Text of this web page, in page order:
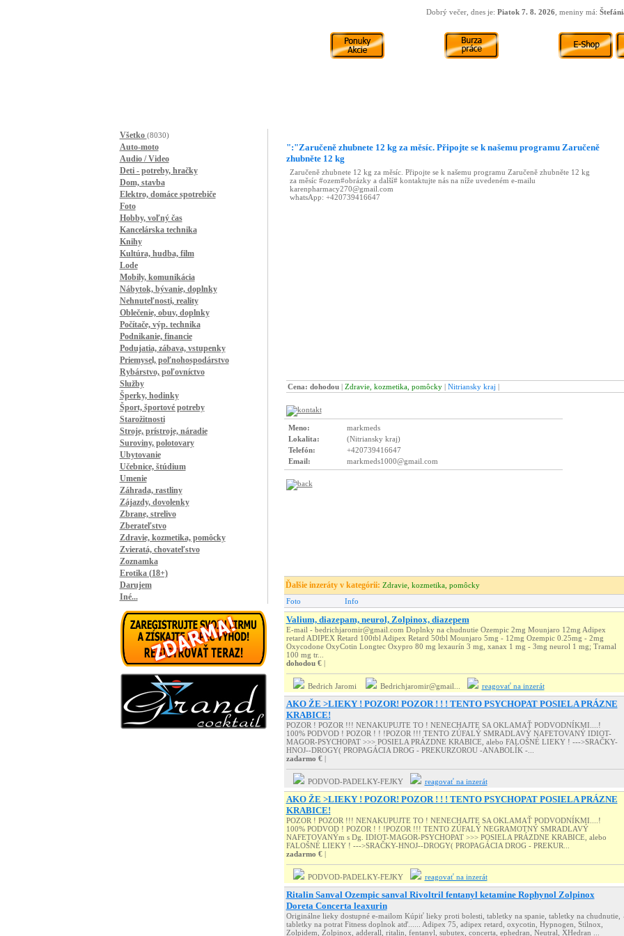
Dobrý večer, dnes je: Piatok 7. 8. 2026 , meniny má:
Všetko (8030)
Auto-moto
Audio / Video
Deti - potreby, hračky
Dom, stavba
Elektro, domáce spotrebiče
Foto
Hobby, voľný čas
Kancelárska technika
Knihy
Kultúra, hudba, film
Lode
Mobily, komunikácia
Nábytok, bývanie, doplnky
Nehnuteľnosti, reality
Oblečenie, obuv, doplnky
Počítače, výp. technika
Podnikanie, financie
Podujatia, zábava, vstupenky
Priemysel, poľnohospodárstvo
Rybárstvo, poľovníctvo
Služby
Šperky, hodinky
Šport, športové potreby
Starožitnosti
Stroje, prístroje, náradie
Suroviny, polotovary
Ubytovanie
Učebnice, štúdium
Umenie
Záhrada, rastliny
Zájazdy, dovolenky
Zbrane, strelivo
Zberateľstvo
Zdravie, kozmetika, pomôcky
Zvieratá, chovateľstvo
Zoznamka
Erotika (18+)
Darujem
Iné...
":"Zaručeně zhubnete 12 kg za měsíc. Připojte se k našemu programu Zaručeně
zhubněte 12 kg
Cena: dohodou | Zdravie, kozmetika, pomôcky| Nitriansky kraj |
Meno:
markmeds
Lokalita:
(Nitriansky kraj)
Telefón:
+420739416647
Email:
markmeds1000@gmail.com
Ďalšie inzeráty v kategórii: Zdravie, kozmetika, pomôcky
Foto
Info
Valium, diazepam, neurol, Zolpinox, diazepem
E-mail - bedrichjaromir@gmail.com Doplnky na chudnutie Ozempic 2mg Mounjaro 12mg Adipex
retard ADIPEX Retard 100tbl Adipex Retard 50tbl Mounjaro 5mg - 12mg Ozempic 0.25mg - 2mg
Oxycodone OxyCotin Longtec Oxypro 80 mg lexaurín 3 mg, xanax 1 mg - 3mg neurol 1 mg; Tramal
100 mg tr...
dohodou €|
Bedrich Jaromi Bedrichjaromir@gmail... reagovať na inzerát
AKO ŽE >LIEKY ! POZOR! POZOR ! ! ! TENTO PSYCHOPAT POSIELA PRÁZNE
KRABICE!
POZOR ! POZOR !!! NENAKUPUJTE TO ! NENECHAJTE SA OKLAMAŤ PODVODNÍKMI....!
100% PODVOD ! POZOR ! ! !POZOR !!! TENTO ZÚFALÝ SMRADLAVÝ NAFETOVANÝ IDIOT-
MAGOR-PSYCHOPAT >>> POSIELA PRÁZDNE KRABICE, alebo FALOŠNÉ LIEKY ! --->SRAČKY-
HNOJ--DROGY( PROPAGÁCIA DROG - PREKURZOROU -ANABOLÍK -...
zadarmo €|
PODVOD-PADELKY-FEJKY reagovať na inzerát
AKO ŽE >LIEKY ! POZOR! POZOR ! ! ! TENTO PSYCHOPAT POSIELA PRÁZNE
KRABICE!
POZOR ! POZOR !!! NENAKUPUJTE TO ! NENECHAJTE SA OKLAMAŤ PODVODNÍKMI....!
100% PODVOD ! POZOR ! ! !POZOR !!! TENTO ZÚFALÝ NEGRAMOTNÝ SMRADLAVÝ
NAFETOVANÝm s Dg. IDIOT-MAGOR-PSYCHOPAT >>> POSIELA PRÁZDNE KRABICE, alebo
FALOŠNÉ LIEKY ! --->SRAČKY-HNOJ--DROGY( PROPAGÁCIA DROG - PREKUR...
zadarmo €|
PODVOD-PADELKY-FEJKY reagovať na inzerát
Ritalin Sanval Ozempic sanval Rivoltril fentanyl ketamine Rophynol Zolpinox
Doreta Concerta leaxurin
Originálne lieky dostupné e-mailom Kúpiť lieky proti bolesti, tabletky na spanie, tabletky na chudnutie,
tabletky na potrat Fitness doplnok atď...... Adipex 75, adipex retard, oxycotin, Hypnogen, Stilnox,
Zolpidem, Zolpinox, adderall, ritalin, fentanyl, subutex, concerta, ephedran, Neutral, XHedran ...